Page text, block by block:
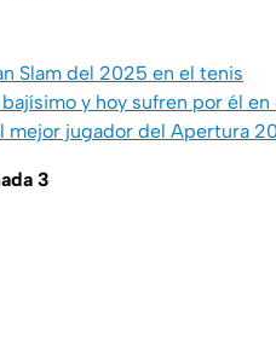
Slam del 2025 en el tenis
y hoy sufren por él
mejor jugador del Apertura
3